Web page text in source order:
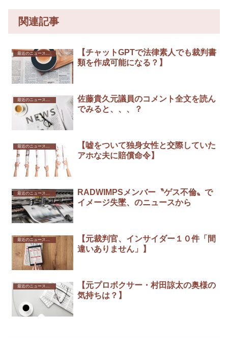
関連記事
最近のニュースから
【チャットGPTで法律素人でも裁判書
類を作成可能になる？】
最近のニュースから
佐藤貴久元議員のコメント全文を読ん
でみると、、、？
最近のニュースから
【嘘をついて独身女性と交際していた
アホな夫に賠償命令】
RADWIMPSメンバー〝ゲス不倫〟で
イメージ失墜、のニュースから
【元裁判官、インサイダー１０件「間
違いありません」】
最近のニュースから
【元プロボクサー・村田諒太の奥様の
気持ちは？】